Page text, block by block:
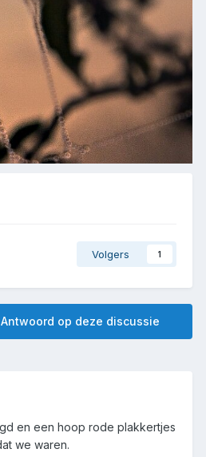
Volgers 1
Antwoord op deze discussie
en een hoop rode plakkertjes
we waren.